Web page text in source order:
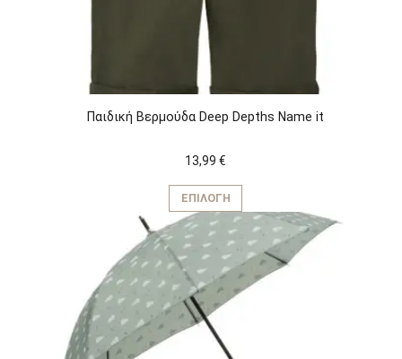
Παιδική Βερμούδα Deep Depths Name it
13,99 €
ΕΠΙΛΟΓΉ
Αυτό
προϊόν
έχει
πολλαπλές
παραλλαγές.
Οι